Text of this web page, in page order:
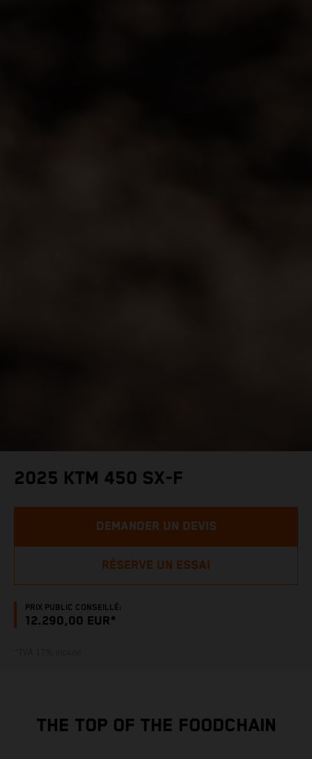
2025 KTM 450 SX-F
PRIX PUBLIC CONSEILLÉ:
12.290,00 EUR*
DEMANDER UN DEVIS
RÉSERVE UN ESSAI
THE TOP OF THE FOODCHAIN